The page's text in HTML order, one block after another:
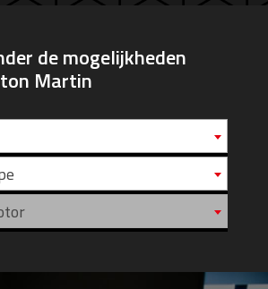
de mogelijkheden
Martin